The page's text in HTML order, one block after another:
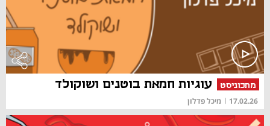
מתכוניסט עוגיות חמאת בוטנים ושוקולד
17.02.26
| מיכל פדלון